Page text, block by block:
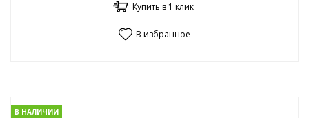
Купить в 1 клик
В избранное
В НАЛИЧИИ